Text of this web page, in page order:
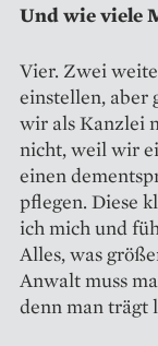
Und wie viele
Vier. Zwei
einstellen, aber
wir als Kanzlei
nicht, weil wir
einen
pflegen. Diese
ich mich und
Alles, was
Anwalt muss
denn man trägt